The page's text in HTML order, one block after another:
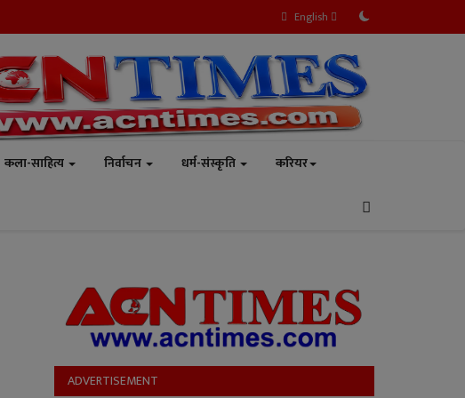
English
कला-साहित्य निर्वाचन धर्म-संस्कृति करियर
ADVERTISEMENT